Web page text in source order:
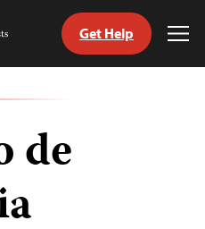
Get Help
de